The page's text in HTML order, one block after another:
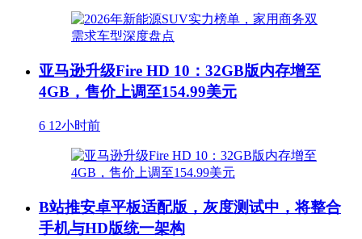
亚马逊升级Fire HD 10：32GB版内存增至
4GB，售价上调至154.99美元
6 12小时前
B站推安卓平板适配版，灰度测试中，将整合
手机与HD版统一架构